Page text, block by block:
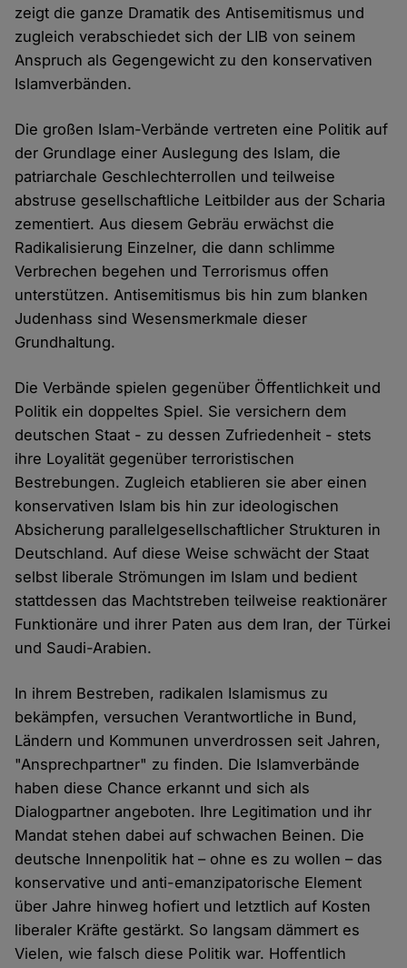
zeigt die ganze Dramatik des Antisemitismus und
zugleich verabschiedet sich der LIB von seinem
Anspruch als Gegengewicht zu den konservativen
Islamverbänden.
Die großen Islam-Verbände vertreten eine Politik auf
der Grundlage einer Auslegung des Islam, die
patriarchale Geschlechterrollen und teilweise
abstruse gesellschaftliche Leitbilder aus der Scharia
zementiert. Aus diesem Gebräu erwächst die
Radikalisierung Einzelner, die dann schlimme
Verbrechen begehen und Terrorismus offen
unterstützen. Antisemitismus bis hin zum blanken
Judenhass sind Wesensmerkmale dieser
Grundhaltung.
Die Verbände spielen gegenüber Öffentlichkeit und
Politik ein doppeltes Spiel. Sie versichern dem
deutschen Staat - zu dessen Zufriedenheit - stets
ihre Loyalität gegenüber terroristischen
Bestrebungen. Zugleich etablieren sie aber einen
konservativen Islam bis hin zur ideologischen
Absicherung parallelgesellschaftlicher Strukturen in
Deutschland. Auf diese Weise schwächt der Staat
selbst liberale Strömungen im Islam und bedient
stattdessen das Machtstreben teilweise reaktionärer
Funktionäre und ihrer Paten aus dem Iran, der Türkei
und Saudi-Arabien.
In ihrem Bestreben, radikalen Islamismus zu
bekämpfen, versuchen Verantwortliche in Bund,
Ländern und Kommunen unverdrossen seit Jahren,
"Ansprechpartner" zu finden. Die Islamverbände
haben diese Chance erkannt und sich als
Dialogpartner angeboten. Ihre Legitimation und ihr
Mandat stehen dabei auf schwachen Beinen. Die
deutsche Innenpolitik hat – ohne es zu wollen – das
konservative und anti-emanzipatorische Element
über Jahre hinweg hofiert und letztlich auf Kosten
liberaler Kräfte gestärkt. So langsam dämmert es
Vielen, wie falsch diese Politik war. Hoffentlich